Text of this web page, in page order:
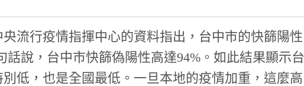
流行疫情指揮中心的資料指出，台中市的快篩陽性
話說，台中市快篩偽陽性高達94%。如此結果顯示台
低，也是全國最低。一旦本地的疫情加重，這麼高